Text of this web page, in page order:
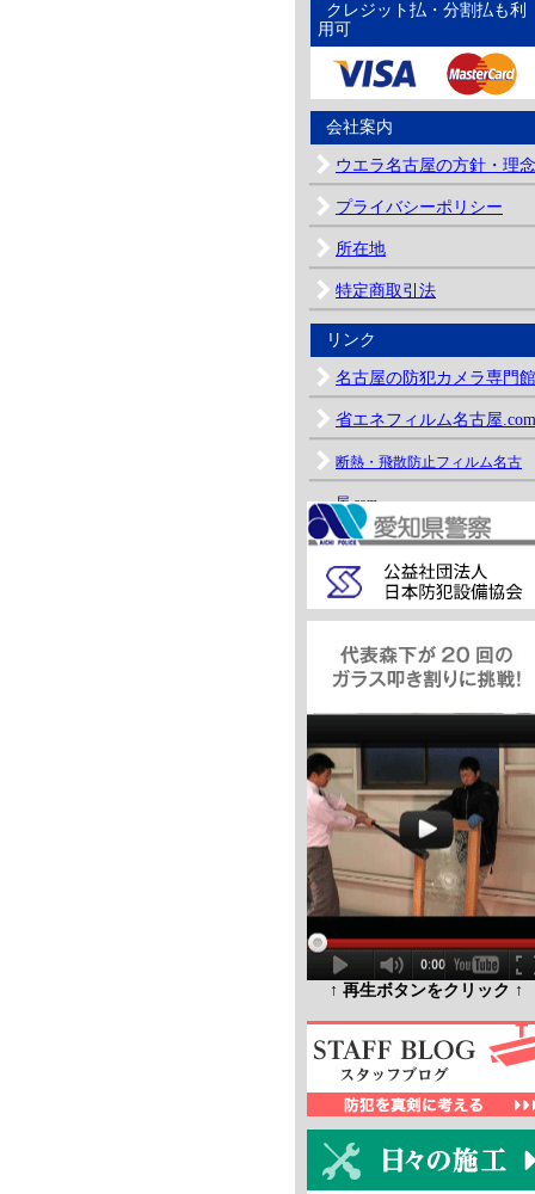
クレジット払・分割払も利
用可
会社案内
ウエラ名古屋の方針・理念
プライバシーポリシー
所在地
特定商取引法
リンク
名古屋の防犯カメラ専門館
省エネフィルム名古屋.com
断熱・飛散防止フィルム名古
屋.com
↑ 再生ボタンをクリック ↑